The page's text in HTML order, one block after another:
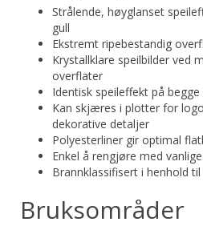
Strålende, høyglanset
gull
Ekstremt ripebestandig
Krystallklare speilbilder ved
overflater
Identisk speileffekt på
Kan skjæres i plotter for
dekorative detaljer
Polyesterliner gir optimal
Enkel å rengjøre med
Brannklassifisert i henhold
Bruksområder